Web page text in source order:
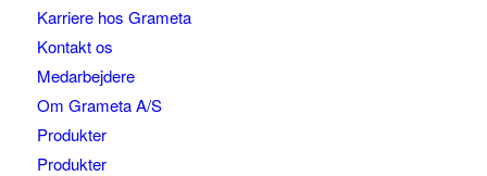
Karriere hos Grameta
Kontakt os
Medarbejdere
Om Grameta A/S
Produkter
Produkter